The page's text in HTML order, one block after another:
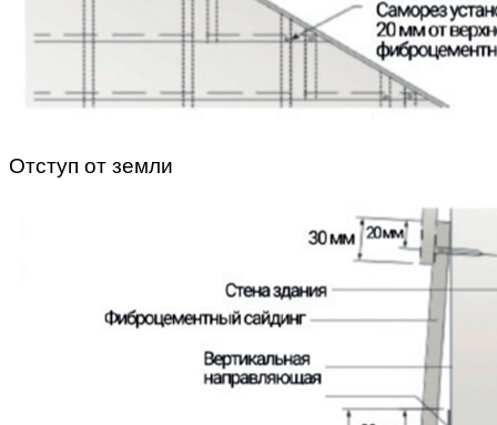
Отступ от земли